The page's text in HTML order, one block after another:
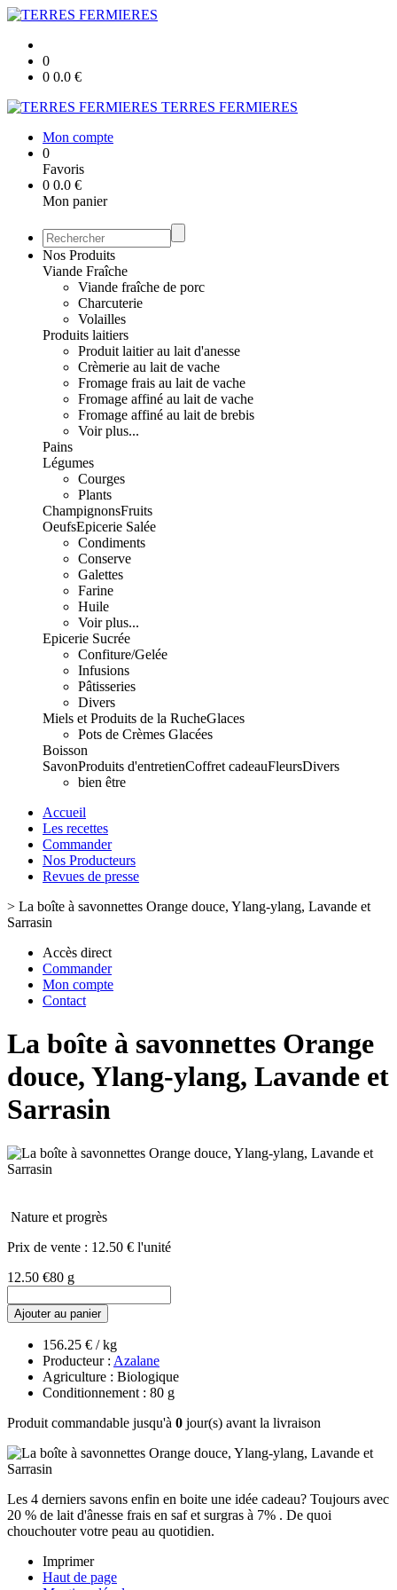
0
0 0.0 €
TERRES FERMIERES
Mon compte
0
Favoris
0 0.0 €
Mon panier
Nos Produits
Viande Fraîche
Viande fraîche de porc
Charcuterie
Volailles
Produits laitiers
Produit laitier au lait d'anesse
Crèmerie au lait de vache
Fromage frais au lait de vache
Fromage affiné au lait de vache
Fromage affiné au lait de brebis
Voir plus...
Pains
Légumes
Courges
Plants
ChampignonsFruits
OeufsEpicerie Salée
Condiments
Conserve
Galettes
Farine
Huile
Voir plus...
Epicerie Sucrée
Confiture/Gelée
Infusions
Pâtisseries
Divers
Miels et Produits de la RucheGlaces
Pots de Crèmes Glacées
Boisson
SavonProduits d'entretienCoffret cadeauFleursDivers
bien être
Accueil
Les recettes
Commander
Nos Producteurs
Revues de presse
> La boîte à savonnettes Orange douce, Ylang-ylang, Lavande et
Sarrasin
Accès direct
Commander
Mon compte
Contact
La boîte à savonnettes Orange
douce, Ylang-ylang, Lavande et
Sarrasin
Nature et progrès
Prix de vente : 12.50 € l'unité
12.50 €80 g
Ajouter au panier
156.25 € / kg
Producteur : Azalane
Agriculture : Biologique
Conditionnement : 80 g
Produit commandable jusqu'à 0 jour(s) avant la livraison
Les 4 derniers savons enfin en boite une idée cadeau? Toujours avec
20 % de lait d'ânesse frais en saf et surgras à 7% . De quoi
chouchouter votre peau au quotidien.
Imprimer
Haut de page